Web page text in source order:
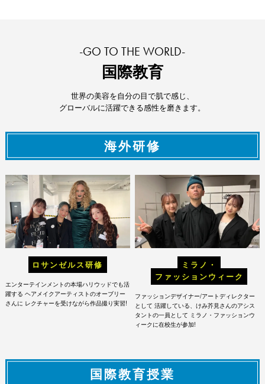
-GO TO THE WORLD-
国際教育
世界の美容を自分の目で肌で感じ、
グローバルに活躍できる感性を磨きます。
海外研修
ロサンゼルス研修
エンターテインメントの本場ハリウッドでも活
躍する ヘアメイクアーティストのオーブリー
さんに レクチャーを受けながら作品撮り実習!
ミラノ・
ファッションウィーク
ファッションデザイナー/アートディレクター
として 活躍している、けみ芥見さんのアシス
タントの一員として ミラノ・ファッションウ
ィークに在校生が参加!
国際教育授業